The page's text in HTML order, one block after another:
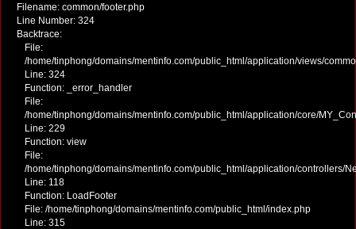
Filename: common/footer.php
Line Number: 324
Backtrace:
File:
/home/tinphong/domains/mentinfo.com/public_html/application/views/
Line: 324
Function: _error_handler
File:
/home/tinphong/domains/mentinfo.com/public_html/application/core/
Line: 229
Function: view
File:
/home/tinphong/domains/mentinfo.com/public_html/application/controllers/
Line: 118
Function: LoadFooter
File: /home/tinphong/domains/mentinfo.com/public_html/index.php
Line: 315